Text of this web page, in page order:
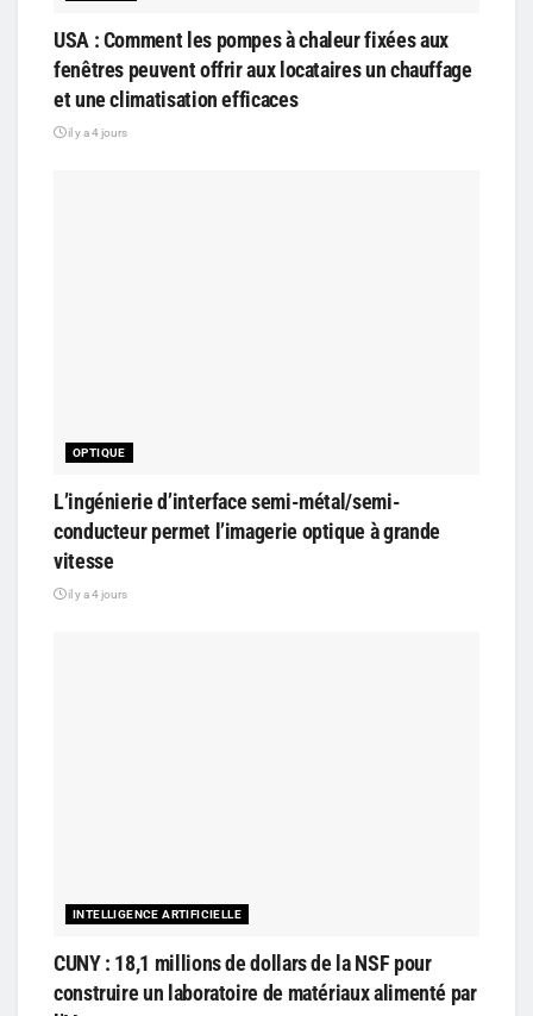
USA : Comment les pompes à chaleur fixées aux
fenêtres peuvent offrir aux locataires un chauffage
et une climatisation efficaces
il y a 4 jours
OPTIQUE
L’ingénierie d’interface semi-métal/semi-
conducteur permet l’imagerie optique à grande
vitesse
il y a 4 jours
INTELLIGENCE ARTIFICIELLE
CUNY : 18,1 millions de dollars de la NSF pour
construire un laboratoire de matériaux alimenté par